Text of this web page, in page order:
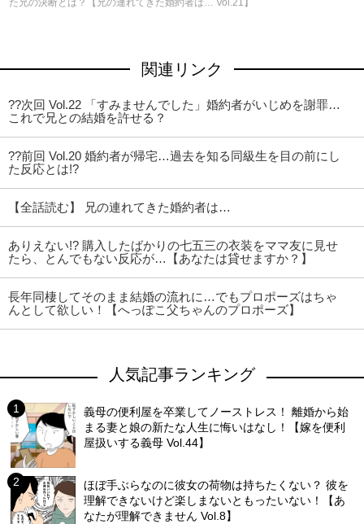
た兄の決断とは？【兄の連れてきた婚約者は… Vol.21】
関連リンク
??次回 Vol.22 「すみませんでした」婚約者がいじめを謝罪…
これで兄との結婚を許せる？
??前回 Vol.20 婚約者が帰宅…過去を知る同級生を目の前にし
た反応とは!?
【全話読む】 兄の連れてきた婚約者は…
ありえない!? 購入したばかりの七五三の衣装をママ友に見せ
たら、とんでもない反応が…【あなたは貸せますか？】
長年同棲してそのまま結婚の流れに…でもプロポーズはちゃ
んとして欲しい！【へっぽこ父ちゃんのプロポーズ】
人気記事ランキング
義母の便利屋を卒業してノーストレス！ 離婚から始
まる妻と娘の新たな人生に悔いはなし！【嫁を便利
屋扱いする義母 Vol.44】
ほぼ手ぶらなのに彼女の荷物は持ちたくない？ 彼を
理解できないけど楽しまないともったいない！【あ
なたが理解できません Vol.8】